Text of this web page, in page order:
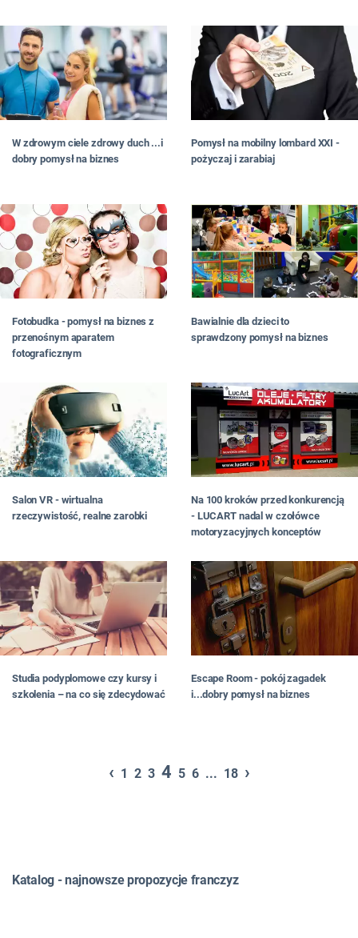
W zdrowym ciele zdrowy duch ...i
dobry pomysł na biznes
Pomysł na mobilny lombard XXI -
pożyczaj i zarabiaj
Fotobudka - pomysł na biznes z
przenośnym aparatem
fotograficznym
Bawialnie dla dzieci to
sprawdzony pomysł na biznes
Salon VR - wirtualna
rzeczywistość, realne zarobki
Na 100 kroków przed konkurencją
- LUCART nadal w czołówce
motoryzacyjnych konceptów
Studia podyplomowe czy kursy i
szkolenia – na co się zdecydować
Escape Room - pokój zagadek
i...dobry pomysł na biznes
‹ 1 2 3 4 5 6 ... 18 ›
Katalog - najnowsze propozycje franczyz